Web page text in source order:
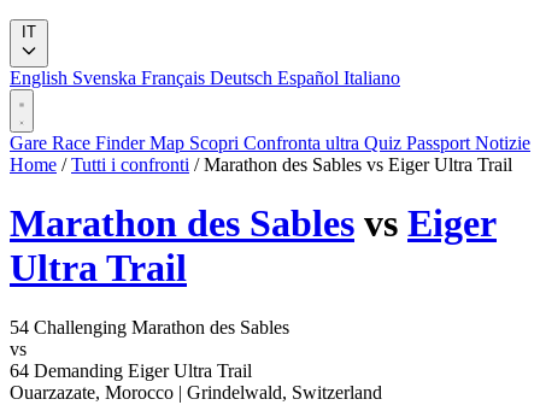
English Svenska Français Deutsch Español Italiano
Gare Race FinderMap Scopri Confronta ultra Quiz Passport Notizie
Home / Tutti i confronti / Marathon des Sables vs Eiger Ultra Trail
Marathon des Sables vs Eiger
Ultra Trail
54 Challenging Marathon des Sables
vs
64 Demanding Eiger Ultra Trail
Ouarzazate, Morocco | Grindelwald, Switzerland